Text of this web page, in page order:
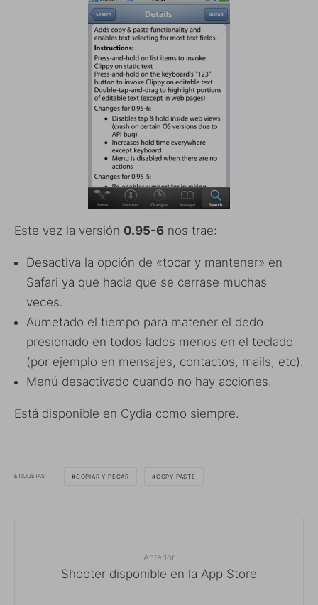
Este vez la versión 0.95-6 nos trae:
Desactiva la opción de «tocar y mantener» en
Safari ya que hacia que se cerrase muchas
veces.
Aumetado el tiempo para matener el dedo
presionado en todos lados menos en el teclado
(por ejemplo en mensajes, contactos, mails, etc).
Menú desactivado cuando no hay acciones.
Está disponible en Cydia como siempre.
ETIQUETAS COPIAR Y PEGAR COPY PASTE
Anterior
Shooter disponible en la App Store